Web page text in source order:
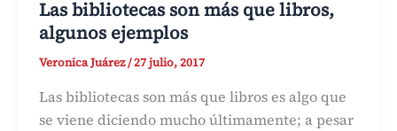
Las bibliotecas son más que libros,
algunos ejemplos
Veronica Juárez/27 julio, 2017
Las bibliotecas son más que libros es algo que
se viene diciendo mucho últimamente; a pesar